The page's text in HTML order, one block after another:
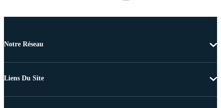
Notre Réseau
Liens Du Site